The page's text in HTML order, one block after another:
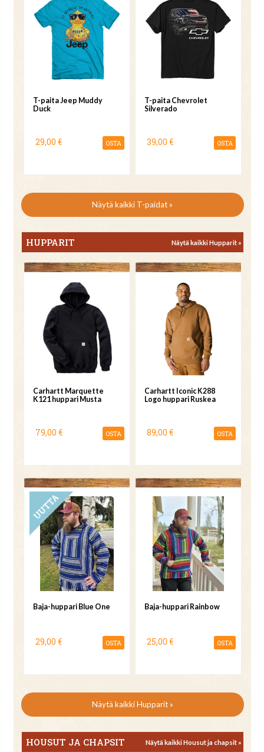
T-paita Jeep Muddy
Duck
29,00 € OSTA
T-paita Chevrolet
Silverado
39,00 € OSTA
Näytä kaikki T-paidat »
HUPPARIT Näytä kaikki Hupparit »
Carhartt Marquette
K121 huppari Musta
79,00 € OSTA
Carhartt Iconic K288
Logo huppari Ruskea
89,00 € OSTA
UUTUUS
Baja-huppari Blue One
29,00 € OSTA
Baja-huppari Rainbow
25,00 € OSTA
Näytä kaikki Hupparit »
HOUSUT JA CHAPSIT Näytä kaikki Housut ja chapsit »